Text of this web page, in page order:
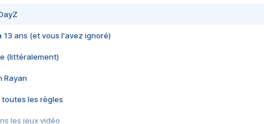
13 ans (et vous l'avez ignoré)
(littéralement)
Rayan
toutes les règles
les jeux vidéo